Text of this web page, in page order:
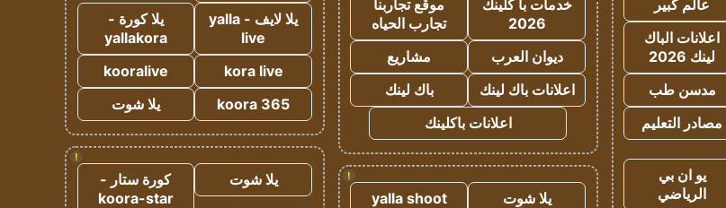
عالم كبير
اعلانات الباك
لينك 2026
مدسن طب
مصادر التعليم
يو ان بي
الرياضي
خدمات با كلينك
2026
موقع تجاربنا
تجارب الحياه
ديوان العرب
مشاريع
اعلانات باك لينك
باك لينك
اعلانات باكلينك
!
يلا شوت
yalla shoot
يلا لايف - yalla
live
يلا كورة -
yallakora
kora live
kooralive
koora 365
يلا شوت
!
يلا شوت
كورة ستار -
koora-star